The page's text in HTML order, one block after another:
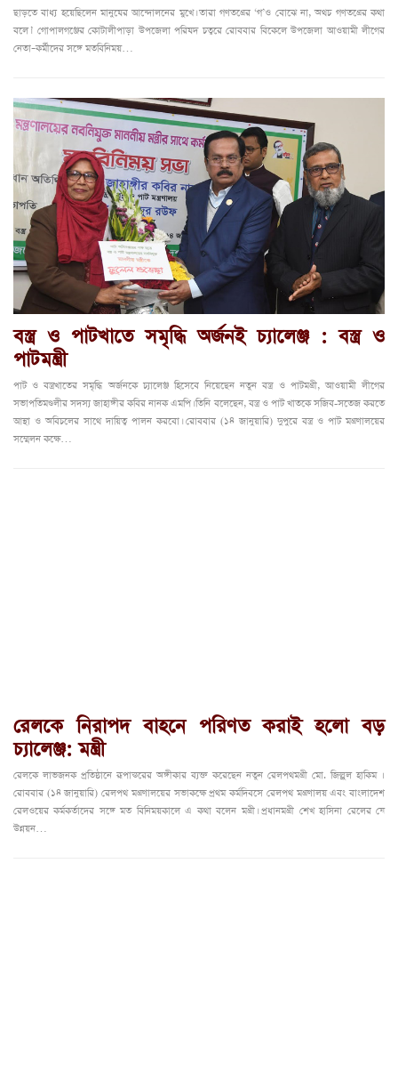
ছাড়তে বাধ্য হয়েছিলেন মানুষের আন্দোলনের মুখে। তারা গণতন্ত্রের ‘গ’ও বোঝে না, অথচ গণতন্ত্রের কথা
বলে।’ গোপালগঞ্জের কোটালীপাড়া উপজেলা পরিষদ চত্বরে রোববার বিকেলে উপজেলা আওয়ামী লীগের
নেতা–কর্মীদের সঙ্গে মতবিনিময়…
বস্ত্র ও পাটখাতে সমৃদ্ধি অর্জনই চ্যালেঞ্জ : বস্ত্র ও
পাটমন্ত্রী
পাট ও বস্ত্রখাতের সমৃদ্ধি অর্জনকে চ্যালেঞ্জ হিসেবে নিয়েছেন নতুন বস্ত্র ও পাটমন্ত্রী, আওয়ামী লীগের
সভাপতিমণ্ডলীর সদস্য জাহাঙ্গীর কবির নানক এমপি। তিনি বলেছেন, বস্ত্র ও পাট খাতকে সজিব-সতেজ করতে
আস্থা ও অবিচলের সাথে দায়িত্ব পালন করবো। রোববার (১৪ জানুয়ারি) দুপুরে বস্ত্র ও পাট মন্ত্রণালয়ের
সম্মেলন কক্ষে…
রেলকে নিরাপদ বাহনে পরিণত করাই হলো বড়
চ্যালেঞ্জ: মন্ত্রী
রেলকে লাভজনক প্রতিষ্ঠানে রূপান্তরের অঙ্গীকার ব্যক্ত করেছেন নতুন রেলপথমন্ত্রী মো. জিল্লুল হাকিম ৷
রোববার (১৪ জানুয়ারি) রেলপথ মন্ত্রণালয়ের সভাকক্ষে প্রথম কর্মদিবসে রেলপথ মন্ত্রণালয় এবং বাংলাদেশ
রেলওয়ের কর্মকর্তাদের সঙ্গে মত বিনিময়কালে এ কথা বলেন মন্ত্রী। প্রধানমন্ত্রী শেখ হাসিনা রেলের যে
উন্নয়ন…